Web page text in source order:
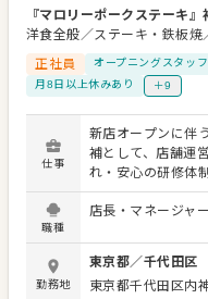
『マロリーポークステーキ』
洋食全般／ステーキ・鉄板焼
正社員
オープニングスタッフ
月8日以上休みあり
＋9
仕事
新店オープンに伴
補として、店舗運営業務
れ・安心の研修体
確なマニュアルを
ロント業務（接客
ありませんのでご安心ください
プ】 ◆ステップ1：
の仕込みや規定の
職種
店長・マネージャ
勤務地
東京都／千代田区
東京都千代田区内